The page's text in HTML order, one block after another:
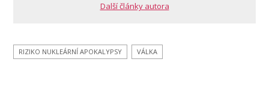
společného
s americkým
ekonomem
Další články autora
RIZIKO NUKLEÁRNÍ APOKALYPSY VÁLKA